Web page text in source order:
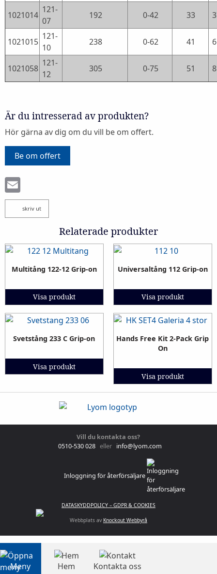
1021014
121-
07
192 0-42 33
1021015
121-
10
238 0-62 41
1021058
121-
12
305 0-75 51
Är du intresserad av produkten?
Hör gärna av dig om du vill be om offert.
Be om offert
skriv ut
Relaterade produkter
Multitång 122-12 Grip-on
Visa produkt
Universaltång 112 Grip-on
Visa produkt
Svetstång 233 C Grip-on
Visa produkt
Hands Free Kit 2-Pack Grip
On
Visa produkt
Vill du kontakta oss?
0510-530 028 eller info@lyom.com
Inloggning för återförsäljare
DATASKYDDPOLICY – GDPR & COOKIES
Webbplats av Knockout Webbyrå
Meny Hem Kontakta oss